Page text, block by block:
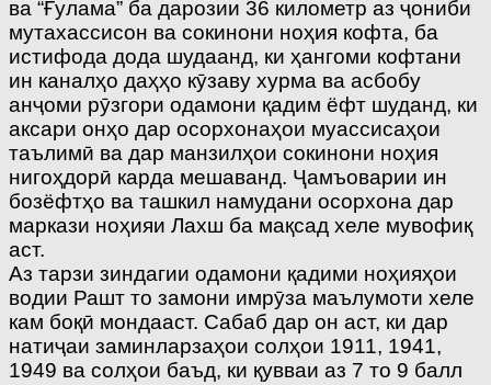
ва “Ғулама” ба дарозии 36 километр аз ҷониби
мутахассисон ва сокинони ноҳия кофта, ба
истифода дода шудаанд, ки ҳангоми кофтани
ин каналҳо даҳҳо кӯзаву хурма ва асбобу
анҷоми рӯзгори одамони қадим ёфт шуданд, ки
аксари онҳо дар осорхонаҳои муассисаҳои
таълимӣ ва дар манзилҳои сокинони ноҳия
нигоҳдорӣ карда мешаванд. Ҷамъоварии ин
бозёфтҳо ва ташкил намудани осорхона дар
маркази ноҳияи Лахш ба мақсад хеле мувофиқ
аст.
Аз тарзи зиндагии одамони қадими ноҳияҳои
водии Рашт то замони имрӯза маълумоти хеле
кам боқӣ мондааст. Сабаб дар он аст, ки дар
натиҷаи заминларзаҳои солҳои 1911, 1941,
1949 ва солҳои баъд, ки қувваи аз 7 то 9 балл